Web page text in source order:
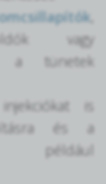
vagy
a tünetek
is
és a
például